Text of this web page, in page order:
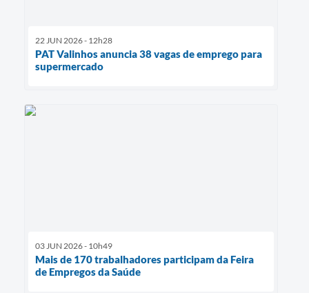
22 JUN 2026 - 12h28
PAT Valinhos anuncia 38 vagas de emprego para
supermercado
03 JUN 2026 - 10h49
Mais de 170 trabalhadores participam da Feira
de Empregos da Saúde